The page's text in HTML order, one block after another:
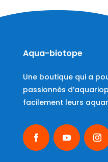
Aqua-biotope
Une boutique qui a
passionnés
facilement leurs